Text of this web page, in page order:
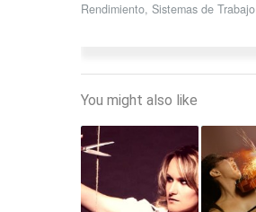
Rendimiento, Sistemas de Trabajo
You might also like